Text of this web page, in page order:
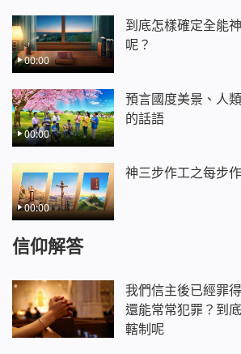
00:00
到底怎樣確定全能
呢？
00:00
預言國度美景、人
的話語
00:00
神三步作工之每步
信仰解答
我們信主後已經罪
還能常常犯罪？到
轄制呢